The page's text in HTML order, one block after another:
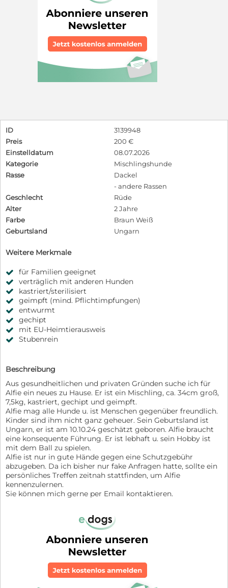
ID
3139948
Preis
200 €
Einstelldatum
08.07.2026
Kategorie
Mischlingshunde
Rasse
Dackel
- andere Rassen
Geschlecht
Rüde
Alter
2 Jahre
Farbe
Braun Weiß
Geburtsland
Ungarn
Weitere Merkmale
für Familien geeignet
verträglich mit anderen Hunden
kastriert/sterilisiert
geimpft (mind. Pflichtimpfungen)
entwurmt
gechipt
mit EU-Heimtierausweis
Stubenrein
Beschreibung
Aus gesundheitlichen und privaten Gründen suche ich für
Alfie ein neues zu Hause. Er ist ein Mischling, ca. 34cm groß,
7,5kg, kastriert, gechipt und geimpft.
Alfie mag alle Hunde u. ist Menschen gegenüber freundlich.
Kinder sind ihm nicht ganz geheuer. Sein Geburtsland ist
Ungarn, er ist am 10.10.24 geschätzt geboren. Alfie braucht
eine konsequente Führung. Er ist lebhaft u. sein Hobby ist
mit dem Ball zu spielen.
Alfie ist nur in gute Hände gegen eine Schutzgebühr
abzugeben. Da ich bisher nur fake Anfragen hatte, sollte ein
persönliches Treffen zeitnah stattfinden, um Alfie
kennenzulernen.
Sie können mich gerne per Email kontaktieren.